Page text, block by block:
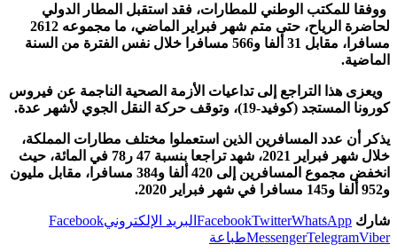
ووفقا للمكتب الوطني للمطارات، فقد استقبل المطار الدولي
لحاضرة الرياح، حتى متم شهر فبراير الماضي، ما مجموعه 2612
مسافرا، مقابل 31 ألفا و566 مسافرا خلال نفس الفترة من السنة
الماضية.
ويعزى هذا التراجع إلى تداعيات الأزمة الصحية الناجمة عن فيروس
كورونا المستجد (كوفيد-19)، وتوقف حركة النقل الجوي لأشهر عدة.
يذكر أن عدد المسافرين الذين استعملوا مختلف مطارات المملكة،
خلال شهر فبراير 2021، شهد تراجعا بنسبة 47 ر78 في المائة، حيث
انخفض مجموع المسافرين إلى 420 ألفا و384 مسافرا، مقابل مليون
و952 ألفا و145 مسافرا في شهر فبراير 2020.
شارك FacebookTwitterWhatsApp البريد الإلكترونيFacebook
MessengerTelegramViber طباعة